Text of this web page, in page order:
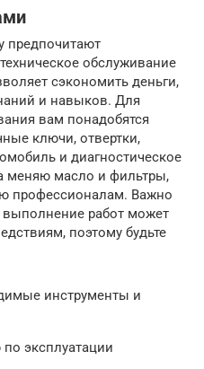
предпочитают
обслуживание
сэкономить деньги,
и навыков. Для
вам понадобятся
ключи, отвертки,
и диагностическое
меняю масло и фильтры,
профессионалам. Важно
работ может
поэтому будьте
инструменты и
эксплуатации